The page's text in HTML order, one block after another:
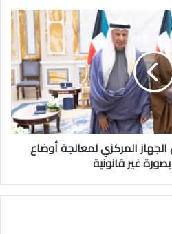
المركزي لمعالجة أوضاع
غير قانونية